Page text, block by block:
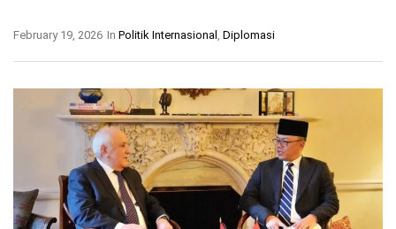
In Politik Internasional Diplomasi
February 19, 2026